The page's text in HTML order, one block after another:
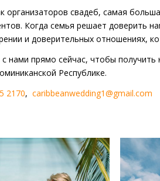
организаторов свадеб, самая
Когда семья решает доверить
и доверительных отношениях,
нами прямо сейчас, чтобы
Республике.
2170, caribbeanwedding1@gmail.com